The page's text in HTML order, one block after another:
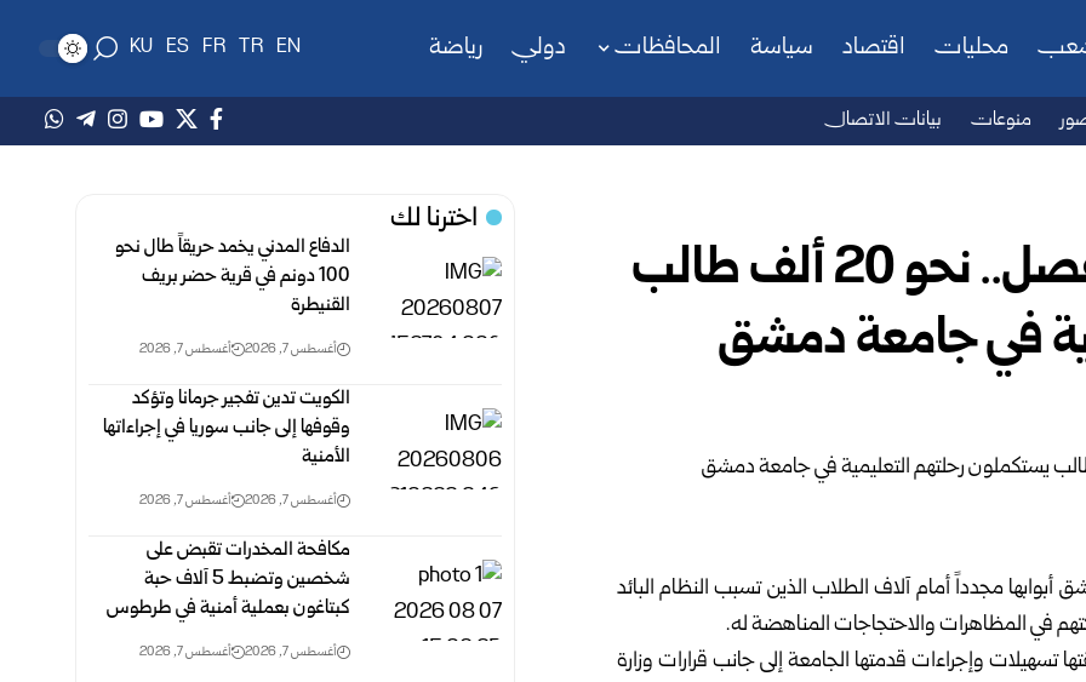
محليات اقتصاد سياسة المحافظات دولي رياضة EN
TR
FR
ES
KU
منوعات بيانات الاتصال
متجاوزين آثار الاعتقال والفصل.. نحو 20 ألف طالب
في جامعة دمشق
أبوابها مجدداً أمام آلاف الطلاب الذين تسبب النظام البائد
في المظاهرات والاحتجاجات المناهضة له.
الذين يُقارب عددهم الـ20 ألفاً، رافقتها تسهيلات وإجراءات قدمتها الجامعة إلى جانب قرارات وزارة
اخترنا لك
الدفاع المدني يخمد حريقاً طال نحو
100 دونم في قرية حضر بريف
‏القنيطرة
أغسطس 7, 2026 أغسطس 7, 2026
الكويت تدين تفجير جرمانا وتؤكد
وقوفها إلى جانب سوريا في إجراءاتها
الأمنية
أغسطس 7, 2026 أغسطس 7, 2026
مكافحة المخدرات تقبض على
شخصين وتضبط 5 آلاف حبة
كبتاغون بعملية أمنية في طرطوس
أغسطس 7, 2026 أغسطس 7, 2026